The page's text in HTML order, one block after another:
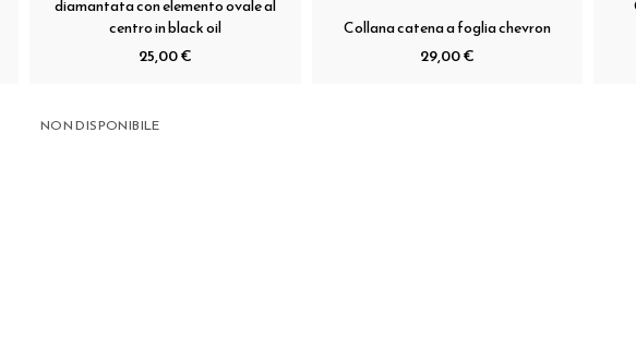
diamantata con elemento ovale al
centro in black oil
25,00 €
Collana catena a foglia chevron
29,00 €
NON DISPONIBILE